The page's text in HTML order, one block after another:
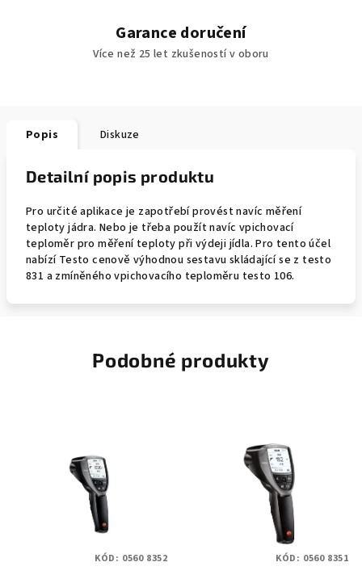
Garance doručení
Více než 25 let zkušeností v oboru
Popis Diskuze
Detailní popis produktu
Pro určité aplikace je zapotřebí provést navíc měření
teploty jádra. Nebo je třeba použít navíc vpichovací
teploměr pro měření teploty při výdeji jídla. Pro tento účel
nabízí Testo cenově výhodnou sestavu skládající se z testo
831 a zmíněného vpichovacího teploměru testo 106.
Podobné produkty
KÓD: 0560 8352 KÓD: 0560 8351